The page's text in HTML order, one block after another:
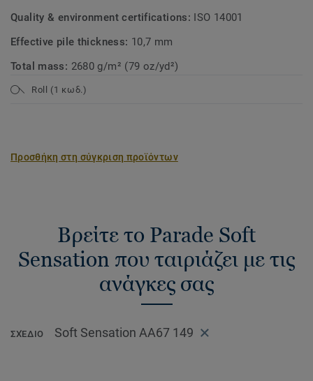
Quality & environment certifications: ISO 14001
Effective pile thickness: 10,7 mm
Total mass: 2680 g/m² (79 oz/yd²)
Roll (1 κωδ.)
Προσθήκη στη σύγκριση προϊόντων
Βρείτε το Parade Soft
Sensation που ταιριάζει με τις
ανάγκες σας
ΣΧΈΔΙΟ Soft Sensation AA67 149